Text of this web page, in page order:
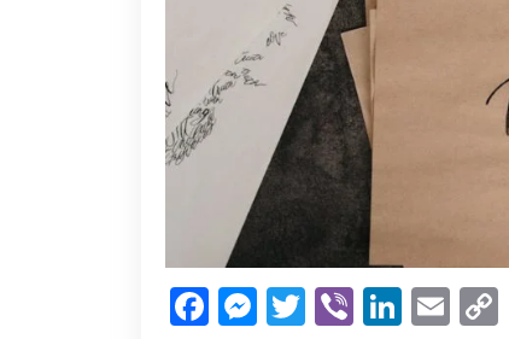
Facebook
Messenger
Twitter
Viber